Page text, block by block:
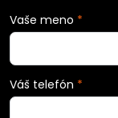
Vaše meno *
Váš telefón *